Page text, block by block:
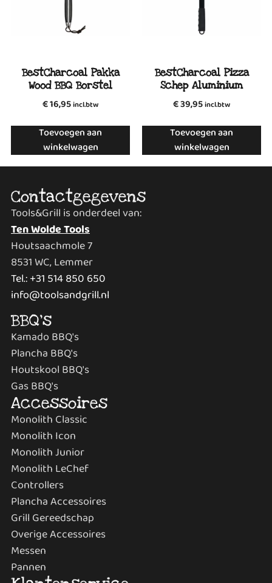
BestCharcoal Pakka
Wood BBQ Borstel
€16,95incl.btw
Toevoegen aan
winkelwagen
BestCharcoal Pizza
Schep Aluminium
€39,95incl.btw
Toevoegen aan
winkelwagen
Contactgegevens
Tools&Grill is onderdeel van:
Ten Wolde Tools
Houtsaachmole 7
8531 WC, Lemmer
Tel.: +31 514 850 650
info@toolsandgrill.nl
BBQ's
Kamado BBQ's
Plancha BBQ's
Houtskool BBQ's
Gas BBQ's
Accessoires
Monolith Classic
Monolith Icon
Monolith Junior
Monolith LeChef
Controllers
Plancha Accessoires
Grill Gereedschap
Overige Accessoires
Messen
Pannen